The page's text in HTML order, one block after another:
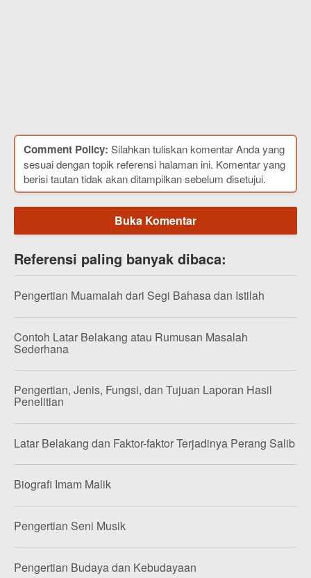
Comment Policy: Silahkan tuliskan komentar Anda yang
sesuai dengan topik referensi halaman ini. Komentar yang
berisi tautan tidak akan ditampilkan sebelum disetujui.
Buka Komentar
Referensi paling banyak dibaca:
Pengertian Muamalah dari Segi Bahasa dan Istilah
Contoh Latar Belakang atau Rumusan Masalah
Sederhana
Pengertian, Jenis, Fungsi, dan Tujuan Laporan Hasil
Penelitian
Latar Belakang dan Faktor-faktor Terjadinya Perang Salib
Biografi Imam Malik
Pengertian Seni Musik
Pengertian Budaya dan Kebudayaan